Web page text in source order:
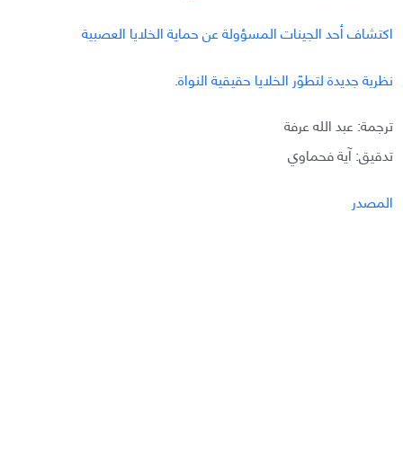
اكتشاف أحد الجينات المسؤولة عن حماية الخلايا العصبية
نظرية جديدة لتطوّر الخلايا حقيقية النواة.
ترجمة: عبد الله عرفة
تدقيق: آية فحماوي
المصدر